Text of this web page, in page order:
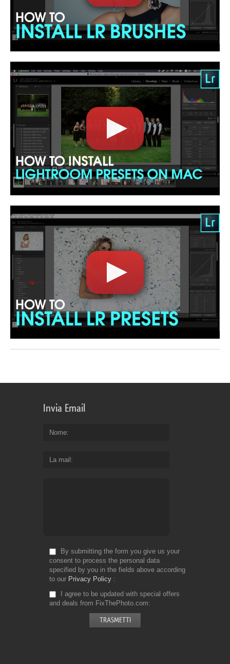
Invia Email
Nome
La mail
By submitting the form you give us your
consent to process the personal data
specified by you in the fields above according
to our Privacy Policy
I agree to be updated with special offers
and deals from FixThePhoto.com